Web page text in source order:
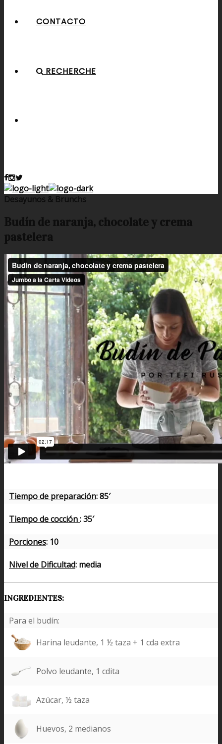
CONTACTO
RECHERCHE
Desayunos & Brunchs
Budín de naranja, chocolate y crema
pastelera
Tiempo de preparación: 85′
Tiempo de cocción: 35′
Porciones: 10
Nivel de Dificultad: media
INGREDIENTES:
Para el budín:
Harina leudante, 1 ½ taza + 1 cda extra
Polvo leudante, 1 cdita
Azúcar, ½ taza
Huevos, 2 medianos